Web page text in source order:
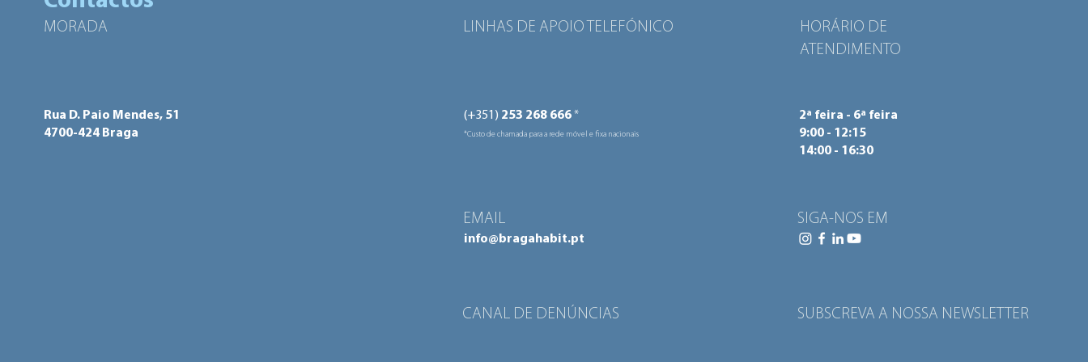
MORADA
Rua D. Paio Mendes, 51
4700-424 Braga
LINHAS DE APOIO TELEFÓNICO
(+351) 253 268 666*
*Custo de chamada para a rede móvel e fixa nacionais
EMAIL
info@bragahabit.pt
CANAL DE DENÚNCIAS
HORÁRIO DE
ATENDIMENTO
2ª feira - 6ª feira
9:00 - 12:15
14:00 - 16:30
SIGA-NOS EM
SUBSCREVA A NOSSA NEWSLETTER